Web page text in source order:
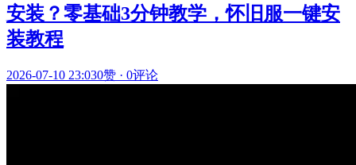
安装？零基础3分钟教学，怀旧服一键安
装教程
2026-07-10 23:030赞 · 0评论